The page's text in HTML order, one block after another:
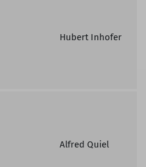
Hubert Inhofer
Alfred Quiel